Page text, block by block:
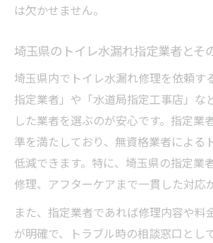
は欠かせません。
埼玉県のトイレ水漏れ指定業者とそ
埼玉県内でトイレ水漏れ修理を依頼す
指定業者」や「水道局指定工事店」な
した業者を選ぶのが安心です。指定業
準を満たしており、無資格業者による
低減できます。特に、埼玉県の指定業
修理、アフターケアまで一貫した対応
また、指定業者であれば修理内容や料
が明確で、トラブル時の相談窓口とし